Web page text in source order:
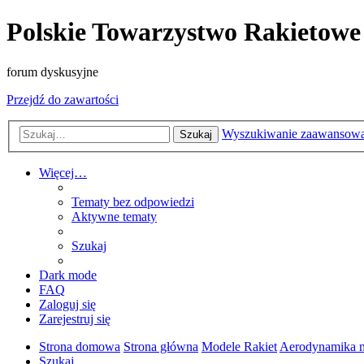
Polskie Towarzystwo
forum dyskusyjne
Przejdź do zawartości
Szukaj Wyszukiwanie
Więcej…
Tematy bez odpowiedzi
Aktywne tematy
Szukaj
Dark mode
FAQ
Zaloguj się
Zarejestruj się
Strona domowa Strona główna Modele RakietAerodynamika